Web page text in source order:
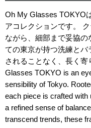
Oh My Glasses TOKYO
アコレクションです。
ながら、細部まで妥協
ての東京が持つ洗練と
されることなく、長く
Glasses TOKYO is an
sensibility of Tokyo.
each piece is crafted with
a refined sense of
transcend trends, these